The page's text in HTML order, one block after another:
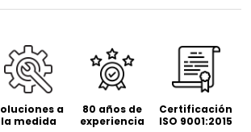
a
la medida
80 años de
experiencia
Certificación
ISO 9001:2015